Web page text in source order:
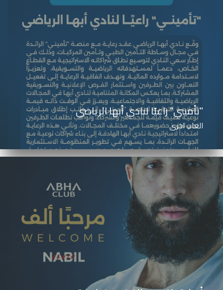
"تأميني" راعيًا لنادي أبها الرياضي
العاب اخرى